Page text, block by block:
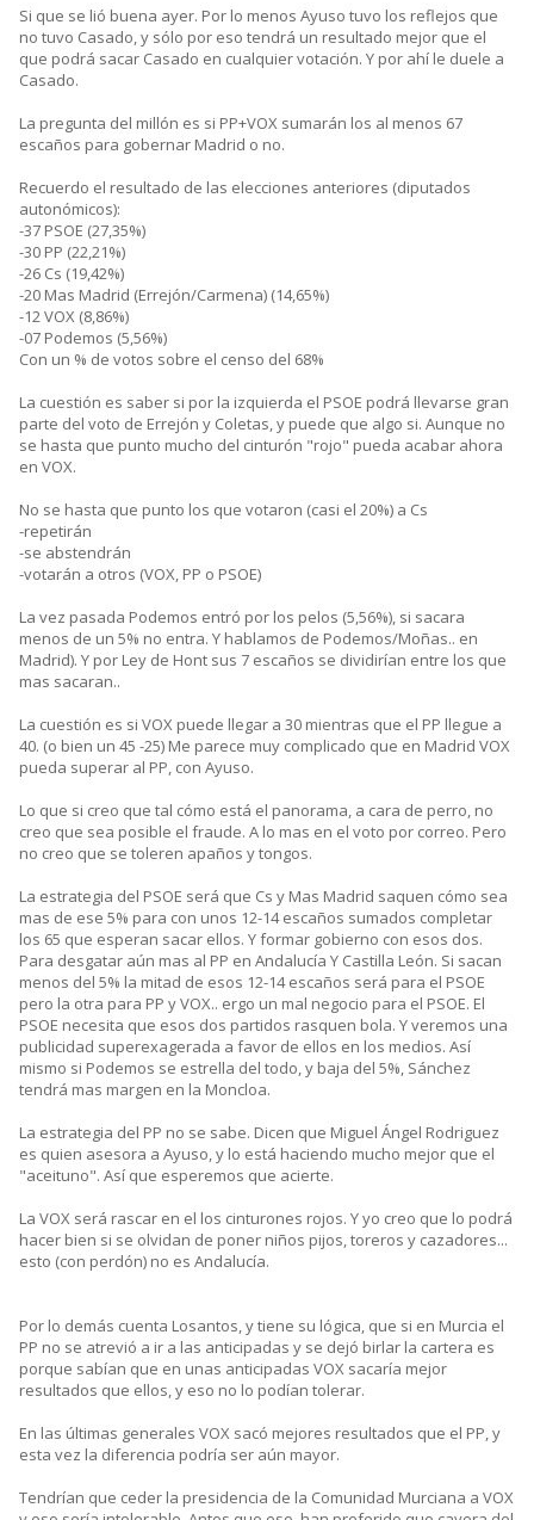
Si que se lió buena ayer. Por lo menos Ayuso tuvo los reflejos que
no tuvo Casado, y sólo por eso tendrá un resultado mejor que el
que podrá sacar Casado en cualquier votación. Y por ahí le duele a
Casado.
La pregunta del millón es si PP+VOX sumarán los al menos 67
escaños para gobernar Madrid o no.
Recuerdo el resultado de las elecciones anteriores (diputados
autonómicos):
-37 PSOE (27,35%)
-30 PP (22,21%)
-26 Cs (19,42%)
-20 Mas Madrid (Errejón/Carmena) (14,65%)
-12 VOX (8,86%)
-07 Podemos (5,56%)
Con un % de votos sobre el censo del 68%
La cuestión es saber si por la izquierda el PSOE podrá llevarse gran
parte del voto de Errejón y Coletas, y puede que algo si. Aunque no
se hasta que punto mucho del cinturón "rojo" pueda acabar ahora
en VOX.
No se hasta que punto los que votaron (casi el 20%) a Cs
-repetirán
-se abstendrán
-votarán a otros (VOX, PP o PSOE)
La vez pasada Podemos entró por los pelos (5,56%), si sacara
menos de un 5% no entra. Y hablamos de Podemos/Moñas.. en
Madrid). Y por Ley de Hont sus 7 escaños se dividirían entre los que
mas sacaran..
La cuestión es si VOX puede llegar a 30 mientras que el PP llegue a
40. (o bien un 45 -25) Me parece muy complicado que en Madrid VOX
pueda superar al PP, con Ayuso.
Lo que si creo que tal cómo está el panorama, a cara de perro, no
creo que sea posible el fraude. A lo mas en el voto por correo. Pero
no creo que se toleren apaños y tongos.
La estrategia del PSOE será que Cs y Mas Madrid saquen cómo sea
mas de ese 5% para con unos 12-14 escaños sumados completar
los 65 que esperan sacar ellos. Y formar gobierno con esos dos.
Para desgatar aún mas al PP en Andalucía Y Castilla León. Si sacan
menos del 5% la mitad de esos 12-14 escaños será para el PSOE
pero la otra para PP y VOX.. ergo un mal negocio para el PSOE. El
PSOE necesita que esos dos partidos rasquen bola. Y veremos una
publicidad superexagerada a favor de ellos en los medios. Así
mismo si Podemos se estrella del todo, y baja del 5%, Sánchez
tendrá mas margen en la Moncloa.
La estrategia del PP no se sabe. Dicen que Miguel Ángel Rodriguez
es quien asesora a Ayuso, y lo está haciendo mucho mejor que el
"aceituno". Así que esperemos que acierte.
La VOX será rascar en el los cinturones rojos. Y yo creo que lo podrá
hacer bien si se olvidan de poner niños pijos, toreros y cazadores...
esto (con perdón) no es Andalucía.
Por lo demás cuenta Losantos, y tiene su lógica, que si en Murcia el
PP no se atrevió a ir a las anticipadas y se dejó birlar la cartera es
porque sabían que en unas anticipadas VOX sacaría mejor
resultados que ellos, y eso no lo podían tolerar.
En las últimas generales VOX sacó mejores resultados que el PP, y
esta vez la diferencia podría ser aún mayor.
Tendrían que ceder la presidencia de la Comunidad Murciana a VOX